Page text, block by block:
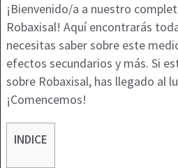
¡Bienvenido/a a nuestro
Robaxisal! Aquí encontrarás
necesitas saber sobre este
efectos secundarios y más. Si
sobre Robaxisal, has llegado al
¡Comencemos!
INDICE